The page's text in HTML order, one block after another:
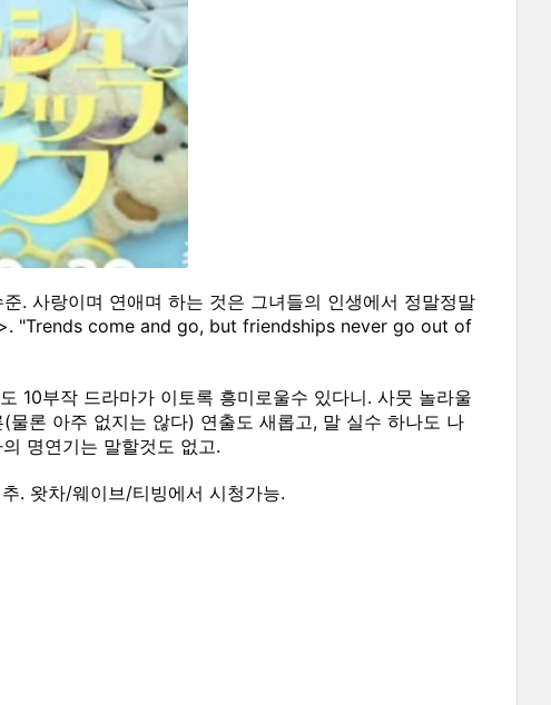
. 사랑이며 연애며 하는 것은 그녀들의 인생에서 정말정말
"Trends come and go, but friendships never go out of
10부작 드라마가 이토록 흥미로울수 있다니. 사뭇 놀라울
론 아주 없지는 않다) 연출도 새롭고, 말 실수 하나도 나
명연기는 말할것도 없고.
. 왓차/웨이브/티빙에서 시청가능.